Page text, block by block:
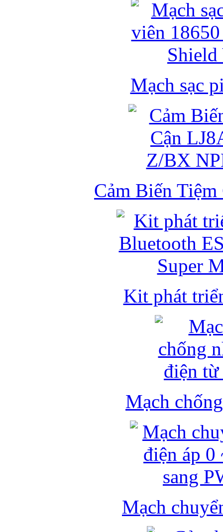
Mạch sạc
Cảm Biến
Kit phát
Mạch
Mạch